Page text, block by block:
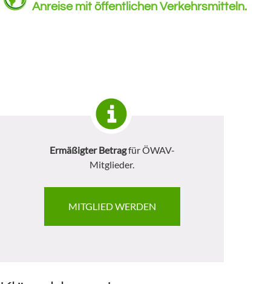
Anreise mit öffentlichen Verkehrsmitteln.
Ermäßigter Betragfür ÖWAV-
Mitglieder.
MITGLIED WERDEN